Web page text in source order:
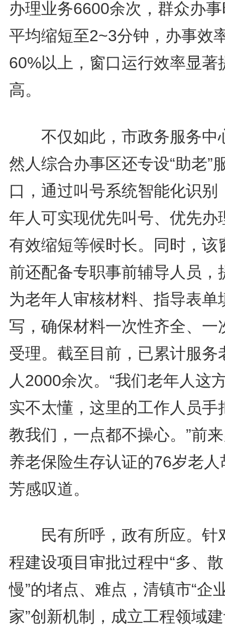
办理业务6600余次，群众办
平均缩短至2~3分钟，办事效
60%以上，窗口运行效率显著
高。
不仅如此，市政务服务中
然人综合办事区还专设“助老”
口，通过叫号系统智能化识别
年人可实现优先叫号、优先办
有效缩短等候时长。同时，该
前还配备专职事前辅导人员，
为老年人审核材料、指导表单
写，确保材料一次性齐全、一
受理。截至目前，已累计服务
人2000余次。“我们老年人这
实不太懂，这里的工作人员手
教我们，一点都不操心。”前
养老保险生存认证的76岁老人
芳感叹道。
民有所呼，政有所应。针
程建设项目审批过程中“多、
慢”的堵点、难点，清镇市“企
家”创新机制，成立工程领域